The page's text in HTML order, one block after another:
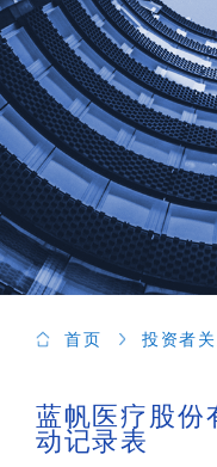
首页 投资者
蓝帆医疗股份
动记录表